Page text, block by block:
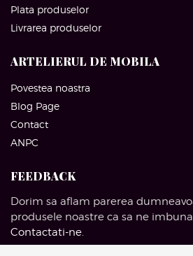
Plata produselor
Livrarea produselor
ARTELIERUL DE MOBILA
Povestea noastra
Blog Page
Contact
ANPC
FEEDBACK
Dorim sa aflam parerea
produsele noastre ca sa ne
Contactati-ne.